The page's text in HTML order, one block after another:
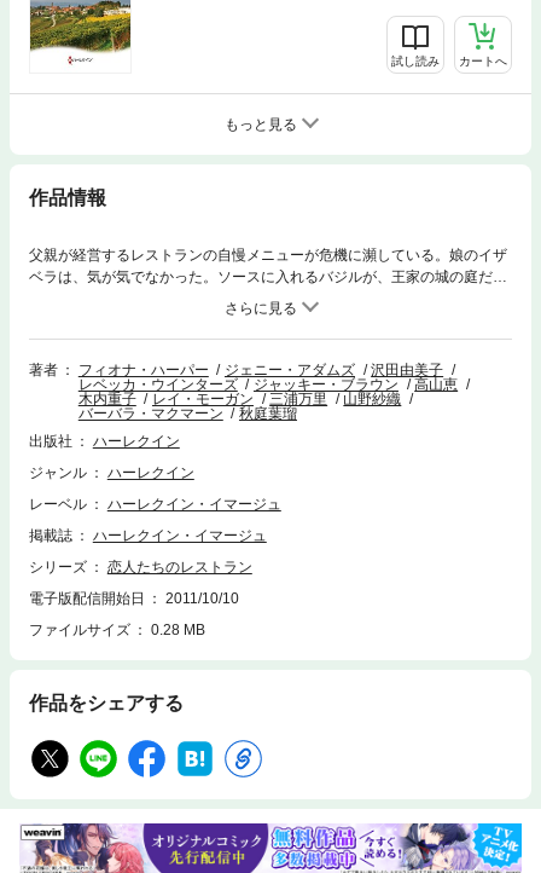
試し読み カートへ
もっと見る
作品情報
父親が経営するレストランの自慢メニューが危機に瀕している。娘のイザ
ベラは、気が気でなかった。ソースに入れるバジルが、王家の城の庭だけ
に生える貴重なもので、いつもは父が忍び込んで摘んでいたが、病気で倒
れてしまったのだ。バジル摘みは、店で働くイザベラの手にゆだねられ
た。城には王子のマックスが住んでいるが、こもりがちで謎めいた存在。
村の娘をさらっては地下牢にとじこめているという噂もある。バジル採り
に行って、もしも王子に見つかったら？イザベラはおびえながらも、月の
夜になんとか庭に入り込んだ。だが、すぐに馬に乗った黒ずくめの男が彼
しよう！
著者 フィオナ・ハーパー ジェニー・アダムズ
沢田由美子
レベッカ・ウインターズ
ジャッキー・ブラウン
高山恵
木内重子
レイ・モーガン 三浦万里
山野紗織
バーバラ・マクマーン
秋庭葉瑠
出版社
ハーレクイン
ジャンル
ハーレクイン
レーベル
ハーレクイン・イマージュ
掲載誌
ハーレクイン・イマージュ
シリーズ
恋人たちのレストラン
電子版配信開始日
2011/10/10
ファイルサイズ
0.28 MB
作品をシェアする